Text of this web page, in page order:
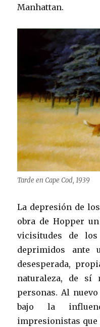
Manhattan.
Tarde en Cape Cod, 1939
La depresión de
obra de Hopper
vicisitudes de
deprimidos ante
desesperada,
naturaleza, de sí
personas. Al
bajo la
impresionistas que